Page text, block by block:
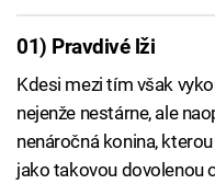
01) Pravdivé lži
Kdesi mezi tím však
nejenže nestárne, ale
nenáročná konina,
jako takovou dovolenou